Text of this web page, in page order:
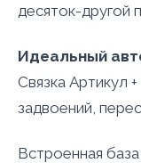
десяток-другой
Идеальный
Связка Артикул
задвоений,
Встроенная